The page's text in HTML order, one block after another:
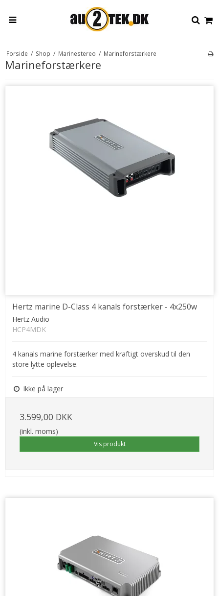
Forside / Shop / Marinestereo / Marineforstærkere
Marineforstærkere
Hertz marine D-Class 4 kanals forstærker - 4x250w
Hertz Audio
HCP4MDK
4 kanals marine forstærker med kraftigt overskud til den
store lytte oplevelse.
Ikke på lager
3.599,00 DKK
(inkl. moms)
Vis produkt